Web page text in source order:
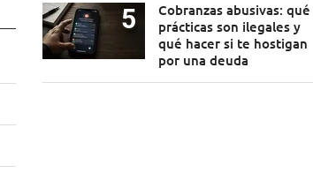
Cobranzas abusivas: qué
prácticas son ilegales y
qué hacer si te hostigan
por una deuda